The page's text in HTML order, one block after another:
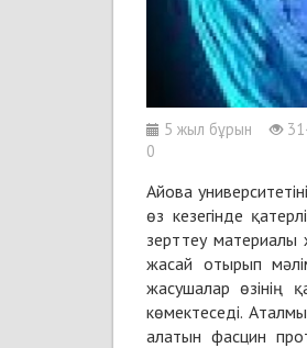
5 жыл бұрын
0
Айова
өз кезегінде
зерттеу материалы
жасай отырып
жасушалар өзінің
көмектеседі.
алатын фасцин